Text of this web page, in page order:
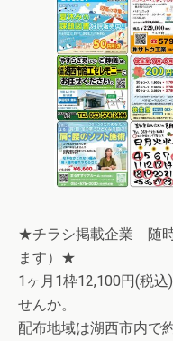
★チラシ掲載企業 随時
ます）★
1ヶ月1枠12,100円(税
せんか。
配布地域は湖西市内で